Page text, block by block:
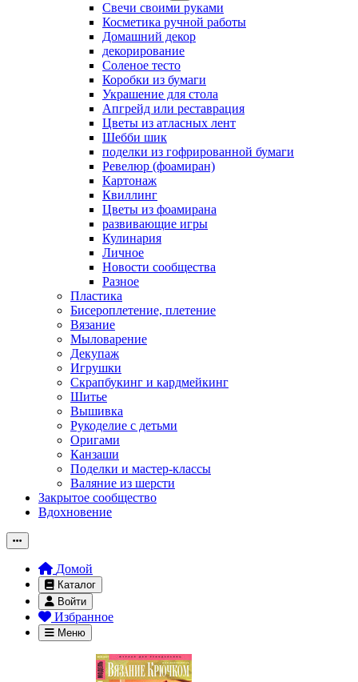
Свечи своими руками
Косметика ручной работы
Домашний декор
декорирование
Соленое тесто
Коробки из бумаги
Украшение для стола
Апгрейд или реставрация
Цветы из атласных лент
Шебби шик
поделки из гофрированной бумаги
Ревелюр (фоамиран)
Картонаж
Квиллинг
Цветы из фоамирана
развивающие игры
Кулинария
Личное
Новости сообщества
Разное
Пластика
Бисероплетение, плетение
Вязание
Мыловарение
Декупаж
Игрушки
Скрапбукинг и кардмейкинг
Шитье
Вышивка
Рукоделие с детьми
Оригами
Канзаши
Поделки и мастер-классы
Валяние из шерсти
Закрытое сообщество
Вдохновение
Домой
Каталог
Войти
Избранное
Меню